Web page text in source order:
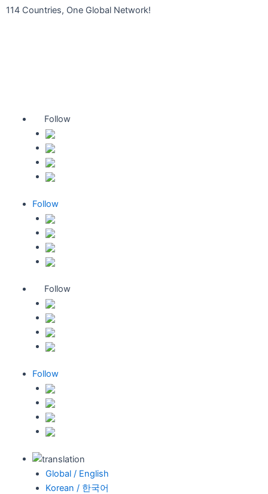
콘114 Countries, One Global Network!
Follow
Follow
Follow
Follow
Global / English
Korean / 한국어